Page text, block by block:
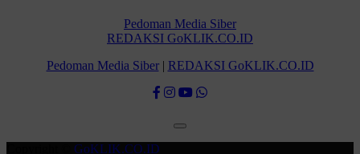
Pedoman Media Siber
REDAKSI GoKLIK.CO.ID
Pedoman Media Siber| REDAKSI GoKLIK.CO.ID
GoKLIK.CO.ID